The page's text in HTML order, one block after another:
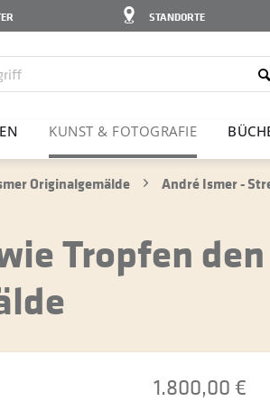
STANDORTE
KUNST & FOTO­GRAFIE
Originalgemälde André Ismer -
Tropfen
1.800,00 €